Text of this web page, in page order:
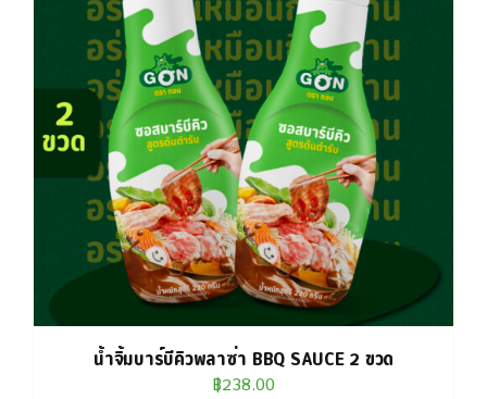
น้ำจิ้มบาร์บีคิวพลาซ่า BBQ SAUCE 2 ขวด
฿238.00